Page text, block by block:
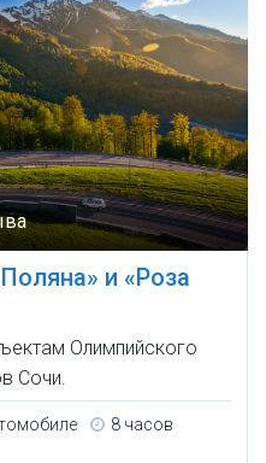
и «Роза
Олимпийского
Сочи.
8 часов